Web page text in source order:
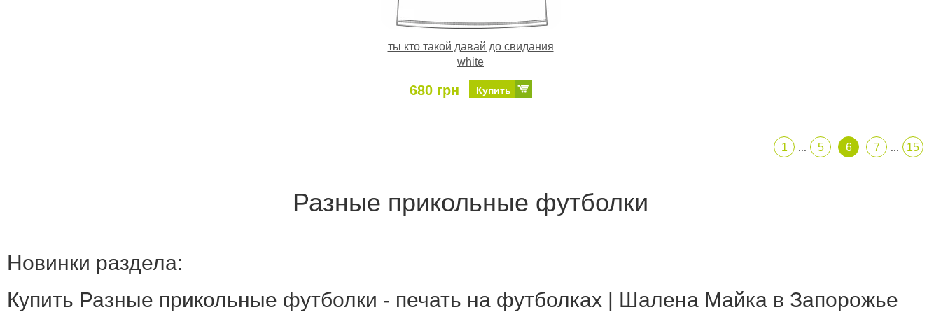
ты кто такой давай до свидания
white
680 грн Купить
1 5 6 7 15
Разные прикольные футболки
Новинки раздела:
Купить Разные прикольные футболки - печать на футболках | Шалена Майка в Запорожье